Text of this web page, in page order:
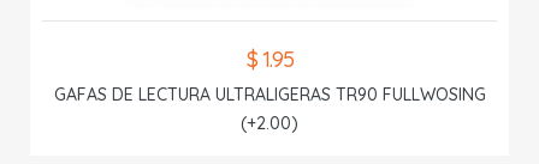
$ 1.95
GAFAS DE LECTURA ULTRALIGERAS TR90 FULLWOSING
(+2.00)